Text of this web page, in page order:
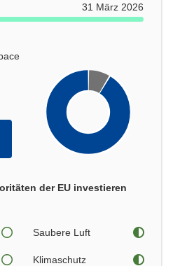
31 März 2026
der EU investieren
Saubere Luft
Klimaschutz